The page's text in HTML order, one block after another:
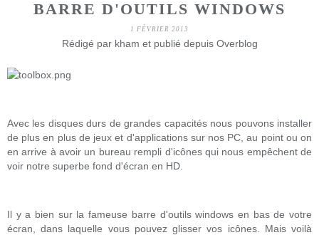
BARRE D'OUTILS WINDOWS
1 FÉVRIER 2013
Rédigé par kham et publié depuis Overblog
Avec les disques durs de grandes capacités nous pouvons installer
de plus en plus de jeux et d'applications sur nos PC, au point ou on
en arrive à avoir un bureau rempli d'icônes qui nous empêchent de
voir notre superbe fond d'écran en HD.
Il y a bien sur la fameuse barre d'outils windows en bas de votre
écran, dans laquelle vous pouvez glisser vos icônes. Mais voilà